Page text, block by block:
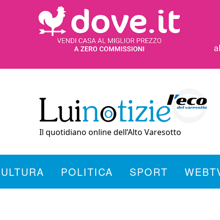
Il quotidiano online dell’Alto Varesotto
POLITICA SPORT